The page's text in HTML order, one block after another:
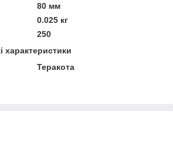
80 мм
0.025 кг
250
характеристики
Теракота